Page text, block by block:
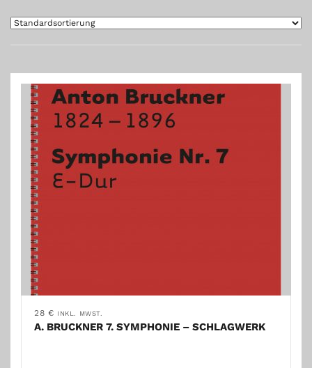
28 € INKL. MWST.
A. BRUCKNER 7. SYMPHONIE – SCHLAGWERK